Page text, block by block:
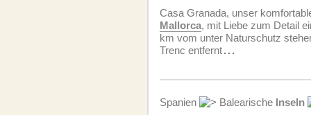
Casa Granada, unser
Mallorca, mit Liebe zum Detail
km vom unter Naturschutz
Trenc entfernt...
Spanien Balearische Inseln